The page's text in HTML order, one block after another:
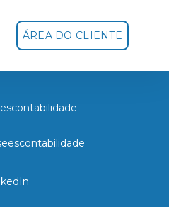
ÁREA DO CLIENTE